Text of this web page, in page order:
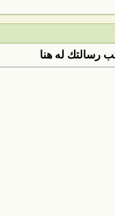
رسالتك له هنا